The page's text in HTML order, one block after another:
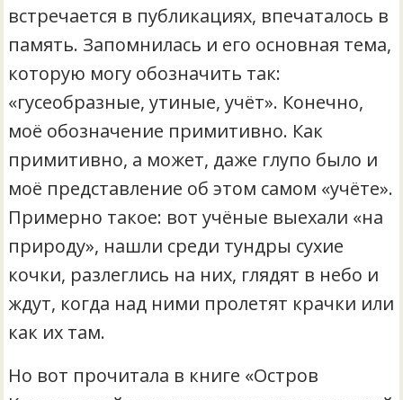
встречается в публикациях, впечаталось в
память. Запомнилась и его основная тема,
которую могу обозначить так:
«гусеобразные, утиные, учёт». Конечно,
моё обозначение примитивно. Как
примитивно, а может, даже глупо было и
моё представление об этом самом «учёте».
Примерно такое: вот учёные выехали «на
природу», нашли среди тундры сухие
кочки, разлеглись на них, глядят в небо и
ждут, когда над ними пролетят крачки или
как их там.
Но вот прочитала в книге «Остров